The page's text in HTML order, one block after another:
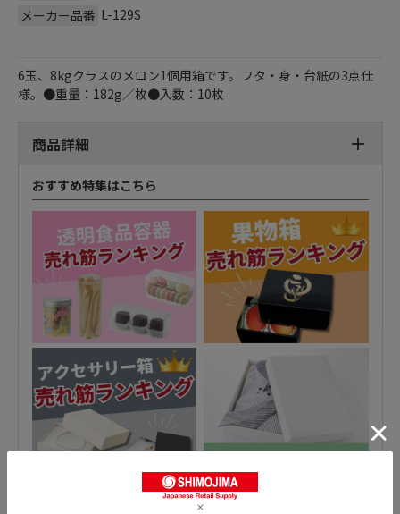
メーカー品番 L-129S
6玉、8kgクラスのメロン1個用箱です。フタ・身・台紙の3点仕
様。●重量：182g／枚●入数：10枚
商品詳細
おすすめ特集はこちら